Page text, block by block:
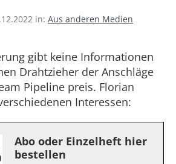
in: Aus anderen Medien
gibt keine Informationen
Drahtzieher der Anschläge
Pipeline preis. Florian
Interessen:
Abo oder Einzelheft hier
bestellen